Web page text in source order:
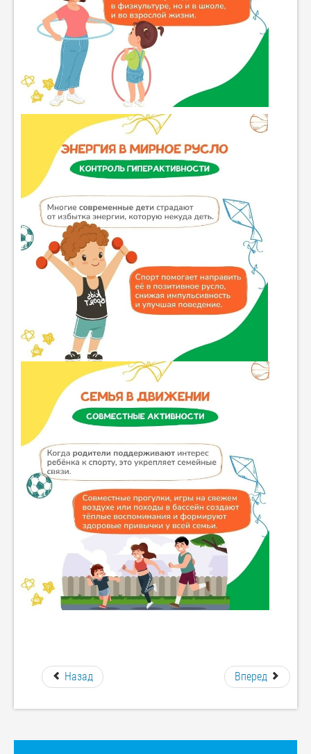
Назад Вперед